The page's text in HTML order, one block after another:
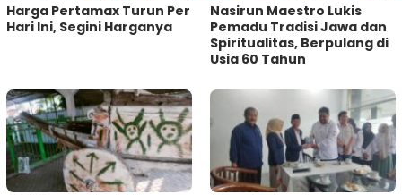
Harga Pertamax Turun Per
Hari Ini, Segini Harganya
‎Nasirun Maestro Lukis
Pemadu Tradisi Jawa dan
Spiritualitas, Berpulang di
Usia 60 Tahun